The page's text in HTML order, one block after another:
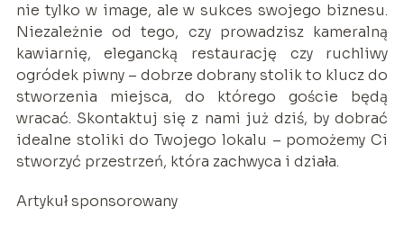
nie tylko w image, ale w sukces swojego biznesu.
Niezależnie od tego, czy prowadzisz kameralną
kawiarnię, elegancką restaurację czy ruchliwy
ogródek piwny – dobrze dobrany stolik to klucz do
stworzenia miejsca, do którego goście będą
wracać. Skontaktuj się z nami już dziś, by dobrać
idealne stoliki do Twojego lokalu – pomożemy Ci
stworzyć przestrzeń, która zachwyca i działa.
Artykuł sponsorowany